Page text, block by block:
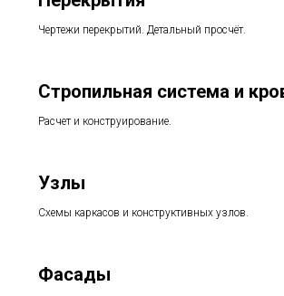
Чертежи перекрытий. Детальный просчёт.
Стропильная система и
Расчет и конструирование.
Узлы
Схемы каркасов и конструктивных узлов.
Фасады